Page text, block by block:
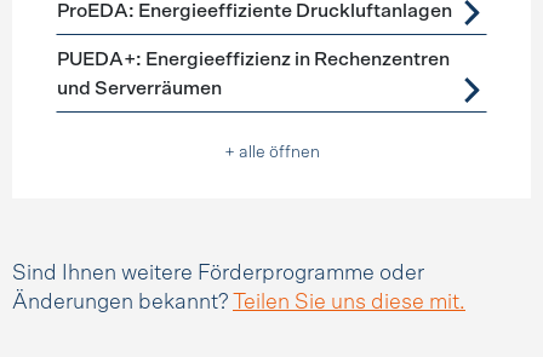
ProEDA: Energieeffiziente Druckluftanlagen
PUEDA+: Energieeffizienz in Rechenzentren
und Serverräumen
+ alle öffnen
Sind Ihnen weitere Förderprogramme oder
Änderungen bekannt?
Teilen Sie uns diese mit.